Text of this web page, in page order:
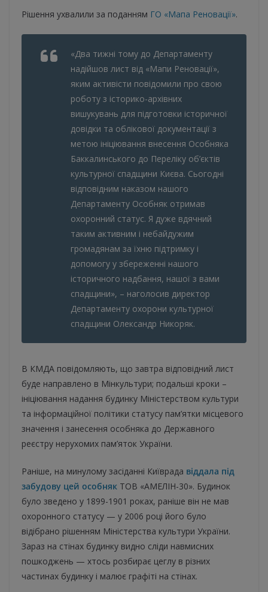
Рішення ухвалили за поданням ГО «Мапа Реновації».
«Два тижні тому до Департаменту
надійшов лист від «Мапи Реновації»,
яким активісти повідомили про свою
роботу з історико-архівних
вишукувань для підготовки історичної
довідки та облікової документації з
метою ініціювання внесення Особняка
Баккалинського до Переліку об’єктів
культурної спадщини Києва. Сьогодні
відповідним наказом нашого
Департаменту Особняк отримав
охоронний статус. Я дуже вдячний
таким активним і небайдужим
громадянам за їхню підтримку і
допомогу у збереженні нашого
історичного надбання, нашої з вами
спадщини», – наголосив директор
Департаменту охорони культурної
спадщини Олександр Никоряк.
В КМДА повідомляють, що завтра відповідний лист
буде направлено в Мінкультури; подальші кроки –
ініціювання надання будинку Міністерством культури
та інформаційної політики статусу пам’ятки місцевого
значення і занесення особняка до Державного
реєстру нерухомих пам’яток України.
Раніше, на минулому засіданні Київрада віддала під
забудову цей особняк ТОВ «АМЕЛІН-30». Будинок
було зведено у 1899-1901 роках, раніше він не мав
охоронного статусу — у 2006 році його було
відібрано рішенням Міністерства культури України.
Зараз на стінах будинку видно сліди навмисних
пошкоджень — хтось розбирає цеглу в різних
частинах будинку і малює графіті на стінах.